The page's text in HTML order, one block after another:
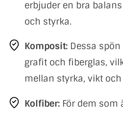
erbjuder en bra
och styrka.
Komposit: Dessa
grafit och fiberglas,
mellan styrka, vikt
Kolfiber: För dem som